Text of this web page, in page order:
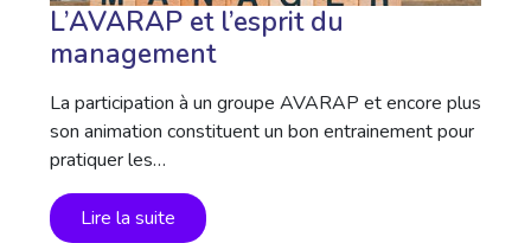
L’AVARAP et l’esprit du
management
La participation à un groupe AVARAP et encore plus
son animation constituent un bon entrainement pour
pratiquer les…
Lire la suite